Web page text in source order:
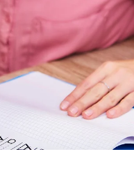
Already have